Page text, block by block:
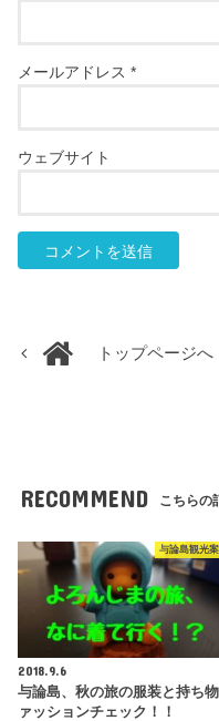
メールアドレス*
ウェブサイト
トップページへ
RECOMMEND こちらの
与論島観光
2018.9.6
与論島、秋の旅の服装と持ち
ァッションチェック！！